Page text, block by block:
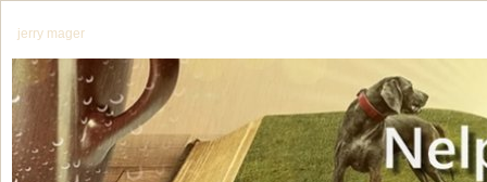
jerry mager